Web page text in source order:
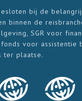
bij de
binnen de
SGR voor
voor assistentie
ter plaatse.